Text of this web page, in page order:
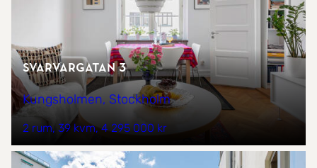
Svarvargatan 3
Kungsholmen, Stockholm
2 rum 39 kvm 4 295 000 kr